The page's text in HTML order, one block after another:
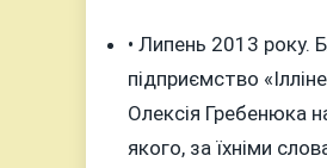
• Липень 2013 року.
підприємство
Олексія Гребенюка
якого, за їхніми